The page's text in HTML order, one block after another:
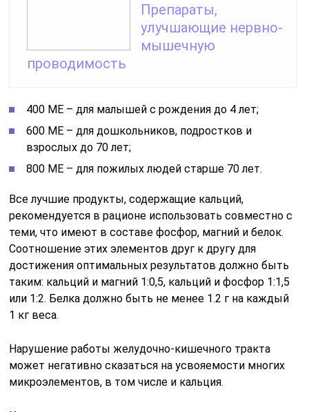
Препараты,
улучшающие нервно-
мышечную
проводимость
400 МЕ – для малышей с рождения до 4 лет;
600 МЕ – для дошкольников, подростков и
взрослых до 70 лет;
800 МЕ – для пожилых людей старше 70 лет.
Все лучшие продукты, содержащие кальций,
рекомендуется в рационе использовать совместно с
теми, что имеют в составе фосфор, магний и белок.
Соотношение этих элементов друг к другу для
достижения оптимальных результатов должно быть
таким: кальций и магний 1:0,5, кальций и фосфор 1:1,5
или 1:2. Белка должно быть не менее 1.2 г на каждый
1 кг веса.
Нарушение работы желудочно-кишечного тракта
может негативно сказаться на усвояемости многих
микроэлементов, в том числе и кальция.